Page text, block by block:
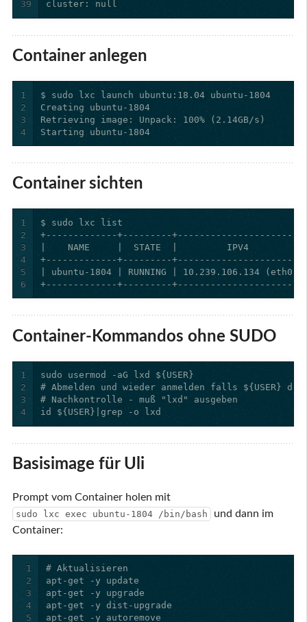
39 cluster: null
Container anlegen
1
2
3
4
Starting ubuntu-1804
Container sichten
1
2
3
4
5
6
+-------------+---------
Container-Kommandos ohne SUDO
1
2
3
4
id ${USER}|grep -o lxd
Basisimage für Uli
Prompt vom Container holen mit
sudo lxc exec ubuntu-1804 /bin/bash
und dann im
Container:
1
2
3
4
5